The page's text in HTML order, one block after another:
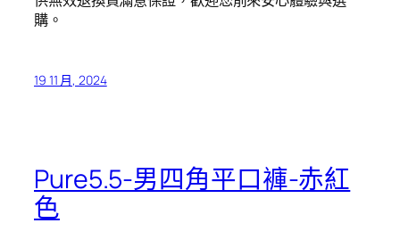
購。
19 11 月, 2024
Pure5.5-男四角平口褲-赤紅
色